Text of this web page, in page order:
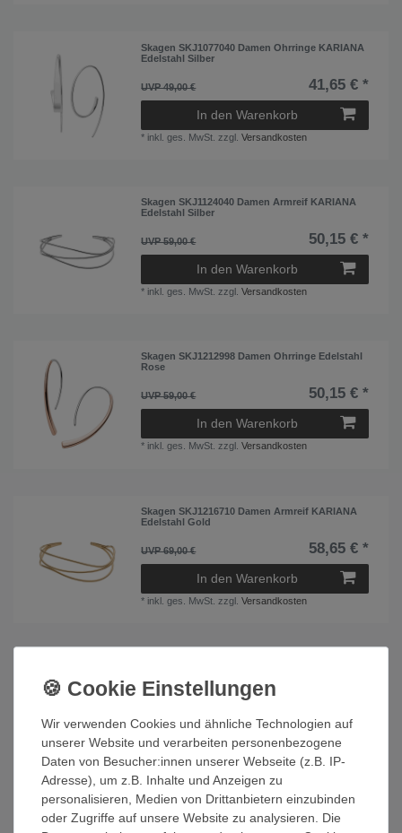
Skagen SKJ1077040 Damen Ohrringe KARIANA
Edelstahl Silber
UVP 49,00 € 41,65 € *
In den Warenkorb
* inkl. ges. MwSt. zzgl.Versandkosten
Skagen SKJ1124040 Damen Armreif KARIANA
Edelstahl Silber
UVP 59,00 € 50,15 € *
In den Warenkorb
* inkl. ges. MwSt. zzgl.Versandkosten
Skagen SKJ1212998 Damen Ohrringe Edelstahl
Rose
UVP 59,00 € 50,15 € *
In den Warenkorb
* inkl. ges. MwSt. zzgl.Versandkosten
Skagen SKJ1216710 Damen Armreif KARIANA
Edelstahl Gold
UVP 69,00 € 58,65 € *
In den Warenkorb
* inkl. ges. MwSt. zzgl.Versandkosten
In den Warenkorb
inkl. ges. MwSt. Versandkosten
Skagen SKJ1270998 Damen Armband KARIANA
Edelstahl Bicolor Gold 16,5 cm
Wir verwenden Cookies und ähnliche Technologien auf
unserer Website und verarbeiten personenbezogene
Daten von Besucher:innen unserer Webseite (z.B. IP-
Adresse), um z.B. Inhalte und Anzeigen zu
personalisieren, Medien von Drittanbietern einzubinden
oder Zugriffe auf unsere Website zu analysieren. Die